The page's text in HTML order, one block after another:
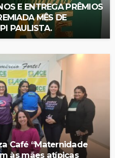
E ENTREGA PRÊMIOS
MÊS DE
PAULISTA.
Café “Maternidade
às mães atípicas